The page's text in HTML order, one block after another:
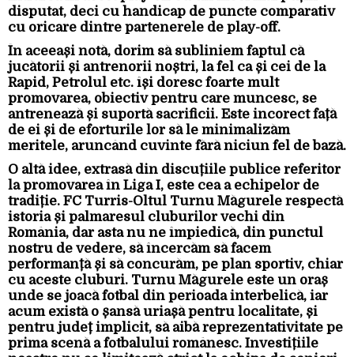
disputat, deci cu handicap de puncte comparativ
cu oricare dintre partenerele de play-off.
În aceeași notă, dorim să subliniem faptul că
jucătorii și antrenorii noștri, la fel ca și cei de la
Rapid, Petrolul etc. își doresc foarte mult
promovarea, obiectiv pentru care muncesc, se
antrenează și suportă sacrificii. Este incorect față
de ei și de eforturile lor să le minimalizăm
meritele, aruncând cuvinte fără niciun fel de bază.
O altă idee, extrasă din discuțiile publice referitor
la promovarea în Liga I, este cea a echipelor de
tradiție. FC Turris-Oltul Turnu Măgurele respectă
istoria și palmaresul cluburilor vechi din
România, dar asta nu ne împiedică, din punctul
nostru de vedere, să încercăm să facem
performanță și să concurăm, pe plan sportiv, chiar
cu aceste cluburi. Turnu Măgurele este un oraș
unde se joacă fotbal din perioada interbelică, iar
acum există o șansă uriașă pentru localitate, și
pentru județ implicit, să aibă reprezentativitate pe
prima scenă a fotbalului românesc. Investițiile